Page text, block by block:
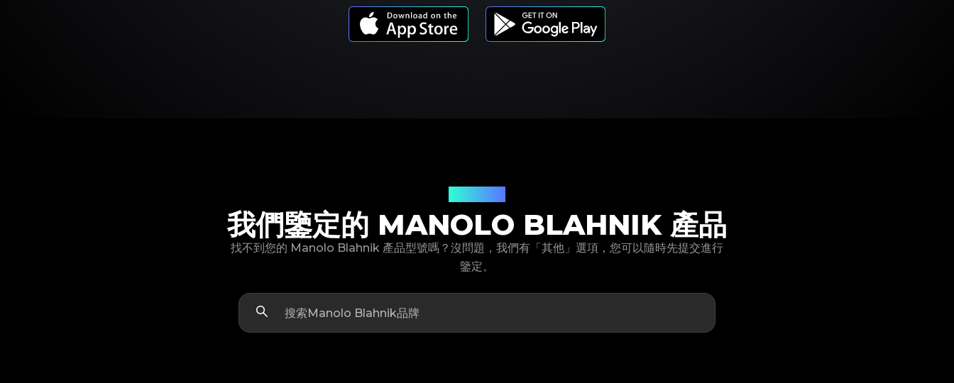
我們鑒定的 MANOLO BLAHNIK 產品
找不到您的 Manolo Blahnik 產品型號嗎？沒問題，我們有「其他」選項，您可以隨時先提交進行
鑒定。